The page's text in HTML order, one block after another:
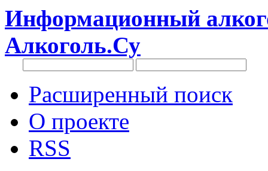
Информационный
Алкоголь.Су
Расширенный поиск
О проекте
RSS